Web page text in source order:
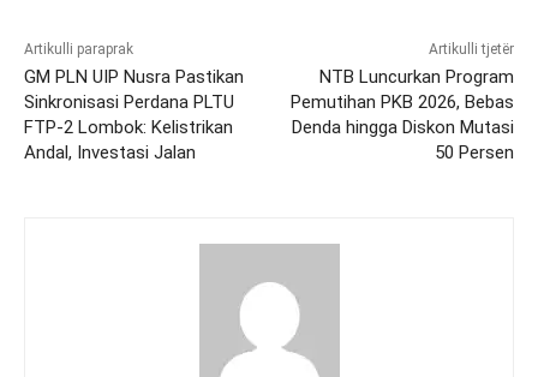
Artikulli paraprak
GM PLN UIP Nusra Pastikan
Sinkronisasi Perdana PLTU
FTP-2 Lombok: Kelistrikan
Andal, Investasi Jalan
Artikulli tjetër
NTB Luncurkan Program
Pemutihan PKB 2026, Bebas
Denda hingga Diskon Mutasi
50 Persen